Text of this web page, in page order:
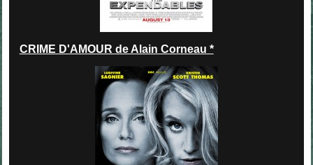
CRIME D'AMOUR de Alain Corneau *